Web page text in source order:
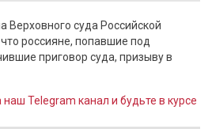
Верховного суда Российской
россияне, попавшие под
приговор суда, призыву в
Telegram канал и будьте в курсе